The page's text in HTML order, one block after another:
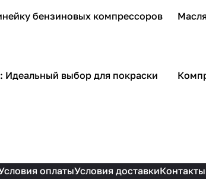
бензиновых компрессоров
Идеальный выбор для покраски
оплатыУсловия доставкиКонтакты